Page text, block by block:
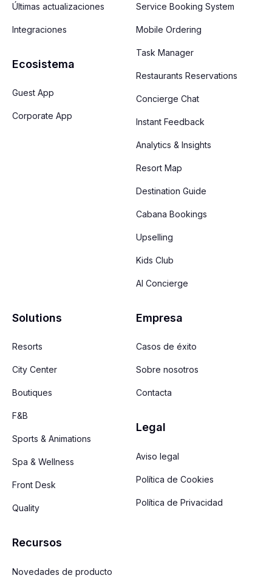
Últimas actualizaciones
Integraciones
Ecosistema
Guest App
Corporate App
Service Booking System
Mobile Ordering
Task Manager
Restaurants Reservations
Concierge Chat
Instant Feedback
Analytics & Insights
Resort Map
Destination Guide
Cabana Bookings
Upselling
Kids Club
AI Concierge
Solutions
Resorts
City Center
Boutiques
F&B
Sports & Animations
Spa & Wellness
Front Desk
Quality
Recursos
Novedades de producto
Empresa
Casos de éxito
Sobre nosotros
Contacta
Legal
Aviso legal
Política de Cookies
Política de Privacidad